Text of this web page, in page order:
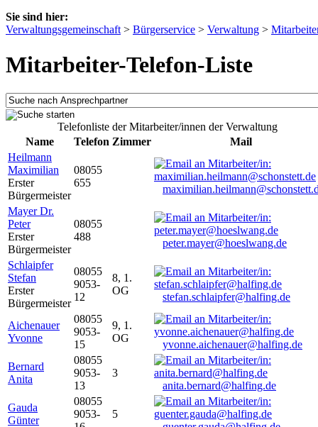
Sie sind hier:
Verwaltungsgemeinschaft > Bürgerservice > Verwaltung >
Mitarbeiter-Telefon-Liste
Telefonliste der Mitarbeiter/innen der Verwaltung
Name
Telefon Zimmer
Mail
Heilmann
Maximilian
Erster
Bürgermeister
08055
655
Mayer Dr.
Peter
Erster
Bürgermeister
08055
488
peter.mayer@hoeslwang.de
Schlaipfer
Stefan
Erster
Bürgermeister
08055
9053-
12
8, 1.
OG
stefan.schlaipfer@halfing.de
Aichenauer
Yvonne
08055
9053-
15
9, 1.
OG
yvonne.aichenauer@halfing.de
Bernard
Anita
08055
9053-
13
3
anita.bernard@halfing.de
Gauda
Günter
08055
9053-
5